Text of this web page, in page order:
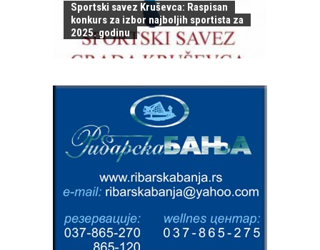
Sportski savez Kruševca: Raspisan
konkurs za izbor najboljih sportista za
2025. godinu